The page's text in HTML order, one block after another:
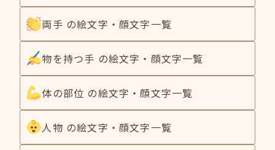
両手 の絵文字・顔文字一覧
物を持つ手 の絵文字・顔文字一覧
体の部位 の絵文字・顔文字一覧
人物 の絵文字・顔文字一覧